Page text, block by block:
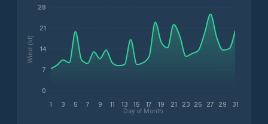
1 3 5 7 9 11 13 15 17 19 21 23 25 27 29 31
Day of Month
0
7
14
21
28
Wind (kt)